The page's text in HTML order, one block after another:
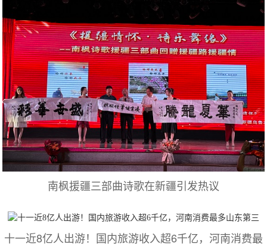
南枫援疆三部曲诗歌在新疆引发热议
十一近8亿人出游！国内旅游收入超6千亿，河南消费最